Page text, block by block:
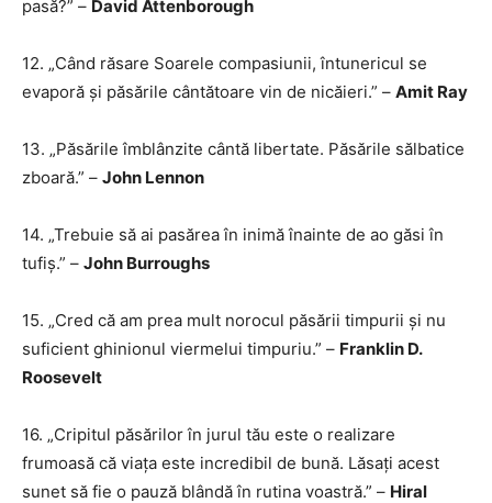
pasă?” – David Attenborough
12. „Când răsare Soarele compasiunii, întunericul se
evaporă și păsările cântătoare vin de nicăieri.” – Amit Ray
13. „Păsările îmblânzite cântă libertate. Păsările sălbatice
zboară.” – John Lennon
14. „Trebuie să ai pasărea în inimă înainte de ao găsi în
tufiș.” – John Burroughs
15. „Cred că am prea mult norocul păsării timpurii și nu
suficient ghinionul viermelui timpuriu.” – Franklin D.
Roosevelt
16. „Cripitul păsărilor în jurul tău este o realizare
frumoasă că viața este incredibil de bună. Lăsați acest
sunet să fie o pauză blândă în rutina voastră.” – Hiral